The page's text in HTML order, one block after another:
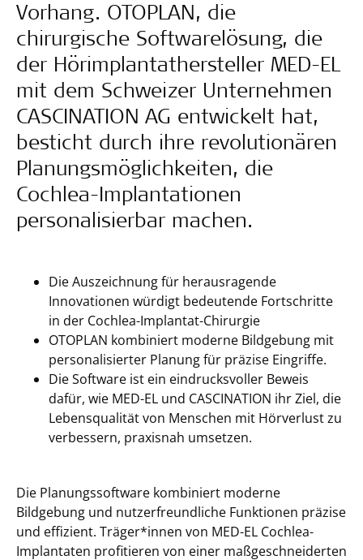
Vorhang. OTOPLAN, die
chirurgische Softwarelösung, die
der Hörimplantathersteller MED-EL
mit dem Schweizer Unternehmen
CASCINATION AG entwickelt hat,
besticht durch ihre revolutionären
Planungsmöglichkeiten, die
Cochlea-Implantationen
personalisierbar machen.
Die Auszeichnung für herausragende
Innovationen würdigt bedeutende Fortschritte
in der Cochlea-Implantat-Chirurgie
OTOPLAN kombiniert moderne Bildgebung mit
personalisierter Planung für präzise Eingriffe.
Die Software ist ein eindrucksvoller Beweis
dafür, wie MED-EL und CASCINATION ihr Ziel, die
Lebensqualität von Menschen mit Hörverlust zu
verbessern, praxisnah umsetzen.
Die Planungssoftware kombiniert moderne
Bildgebung und nutzerfreundliche Funktionen präzise
und effizient. Träger*innen von MED-EL Cochlea-
Implantaten profitieren von einer maßgeschneiderten